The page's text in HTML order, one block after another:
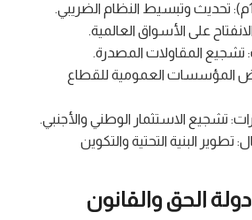
على الأسواق العالمية.
تشجيع المقاولات المصدرة.
المؤسسات العمومية للقطاع
تشجيع الاستثمار الوطني والأجنبي.
تطوير البنية التحتية والتكوين
الحق والقانون